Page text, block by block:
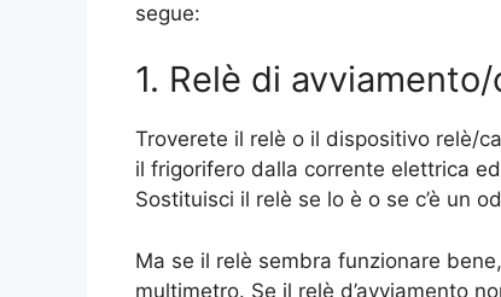
segue:
1. Relè di
Troverete il relè o il dispositivo relè/
il frigorifero dalla corrente elettrica
Sostituisci il relè se lo è o se c’è un
Ma se il relè sembra funzionare
multimetro. Se il relè d’avviamento